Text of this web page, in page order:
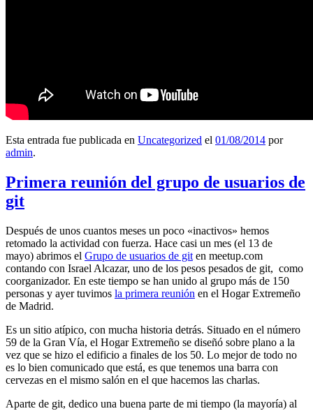
Esta entrada fue publicada en Uncategorized el 01/08/2014 por
admin.
Primera reunión del grupo de usuarios de
git
Después de unos cuantos meses un poco «inactivos» hemos
retomado la actividad con fuerza. Hace casi un mes (el 13 de
mayo) abrimos el Grupo de usuarios de git en meetup.com
contando con Israel Alcazar, uno de los pesos pesados de git, como
coorganizador. En este tiempo se han unido al grupo más de 150
personas y ayer tuvimos la primera reunión en el Hogar Extremeño
de Madrid.
Es un sitio atípico, con mucha historia detrás. Situado en el número
59 de la Gran Vía, el Hogar Extremeño se diseñó sobre plano a la
vez que se hizo el edificio a finales de los 50. Lo mejor de todo no
es lo bien comunicado que está, es que tenemos una barra con
cervezas en el mismo salón en el que hacemos las charlas.
Aparte de git, dedico una buena parte de mi tiempo (la mayoría) al